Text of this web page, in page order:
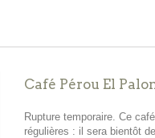
Café Pérou El
Rupture temporaire. Ce
régulières : il sera bientôt